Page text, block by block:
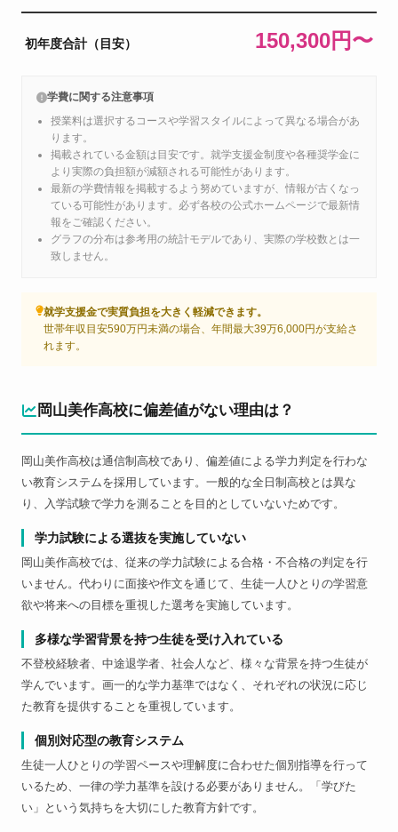
初年度合計（目安） 150,300円〜
学費に関する注意事項
授業料は選択するコースや学習スタイルによって異なる場合があ
ります。
掲載されている金額は目安です。就学支援金制度や各種奨学金に
より実際の負担額が減額される可能性があります。
最新の学費情報を掲載するよう努めていますが、情報が古くなっ
ている可能性があります。必ず各校の公式ホームページで最新情
報をご確認ください。
グラフの分布は参考用の統計モデルであり、実際の学校数とは一
致しません。
就学支援金で実質負担を大きく軽減できます。
世帯年収目安590万円未満の場合、年間最大39万6,000円が支給さ
れます。
岡山美作高校に偏差値がない理由は？
岡山美作高校は通信制高校であり、偏差値による学力判定を行わな
い教育システムを採用しています。一般的な全日制高校とは異な
り、入学試験で学力を測ることを目的としていないためです。
学力試験による選抜を実施していない
岡山美作高校では、従来の学力試験による合格・不合格の判定を行
いません。代わりに面接や作文を通じて、生徒一人ひとりの学習意
欲や将来への目標を重視した選考を実施しています。
多様な学習背景を持つ生徒を受け入れている
不登校経験者、中途退学者、社会人など、様々な背景を持つ生徒が
学んでいます。画一的な学力基準ではなく、それぞれの状況に応じ
た教育を提供することを重視しています。
個別対応型の教育システム
生徒一人ひとりの学習ペースや理解度に合わせた個別指導を行って
いるため、一律の学力基準を設ける必要がありません。「学びた
い」という気持ちを大切にした教育方針です。